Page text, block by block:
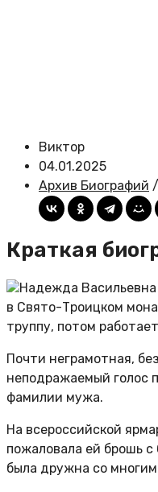
Виктор
04.01.2025
Архив Биографий /
Краткая
Надежда Васильевна
в Свято-Троицком
труппу, потом
Почти неграмотная,
неподражаемый голос
фамилии мужа.
На всероссийской
пожаловала ей брошь
была дружна со